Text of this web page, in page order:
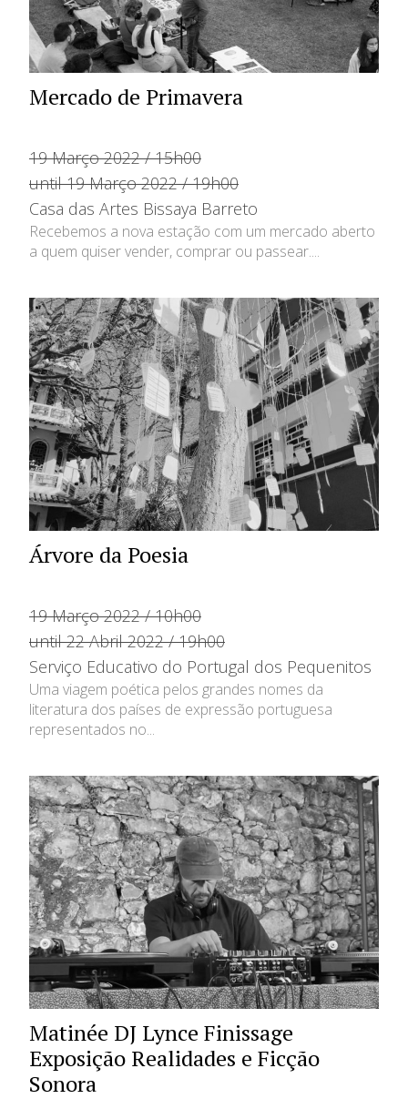
Mercado de Primavera
19 Março 2022 / 15h00
until 19 Março 2022 / 19h00
Casa das Artes Bissaya Barreto
Recebemos a nova estação com um mercado aberto
a quem quiser vender, comprar ou passear....
Árvore da Poesia
19 Março 2022 / 10h00
until 22 Abril 2022 / 19h00
Serviço Educativo do Portugal dos Pequenitos
Uma viagem poética pelos grandes nomes da
literatura dos países de expressão portuguesa
representados no...
Matinée DJ Lynce Finissage
Exposição Realidades e Ficção
Sonora